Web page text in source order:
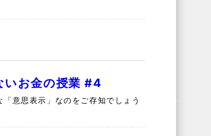
いお金の授業 #4
意思表示」なのをご存知でしょう